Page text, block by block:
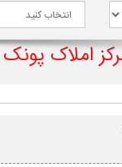
املاک پونک